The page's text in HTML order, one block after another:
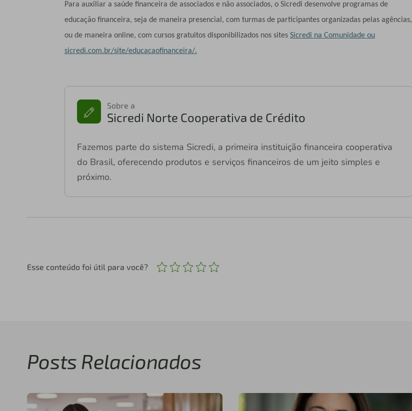
Para auxiliar a saúde financeira de associados e não associados, o Sicredi desenvolve programas de
educação financeira, seja de maneira presencial, com turmas de participantes organizadas pelas agências,
ou de maneira online, com cursos gratuitos disponibilizados nos sites Sicredi na Comunidadeou
sicredi.com.br/site/educacaofinanceira/.
Sobre a
Sicredi Norte Cooperativa de Crédito
Fazemos parte do sistema Sicredi, a primeira instituição financeira cooperativa
do Brasil, oferecendo produtos e serviços financeiros de um jeito simples e
próximo.
Esse conteúdo foi útil para você?
Posts Relacionados